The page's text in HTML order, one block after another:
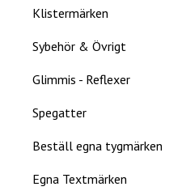
Klistermärken
Sybehör & Övrigt
Glimmis - Reflexer
Spegatter
Beställ egna tygmärken
Egna Textmärken